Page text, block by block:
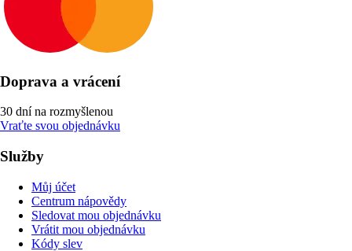
Doprava a vrácení
30 dní na rozmyšlenou
Vraťte svou objednávku
Služby
Můj účet
Centrum nápovědy
Sledovat mou objednávku
Vrátit mou objednávku
Kódy slev